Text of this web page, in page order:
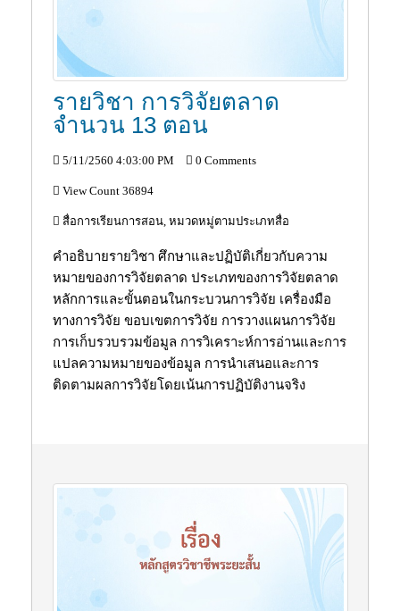
รายวิชา การวิจัยตลาด
จำนวน 13 ตอน
5/11/2560 4:03:00 PM 0 Comments
View Count 36894
สื่อการเรียนการสอน, หมวดหมู่ตามประเภทสื่อ
คำอธิบายรายวิชา ศึกษาและปฏิบัติเกี่ยวกับความ
หมายของการวิจัยตลาด ประเภทของการวิจัยตลาด
หลักการและขั้นตอนในกระบวนการวิจัย เครื่องมือ
ทางการวิจัย ขอบเขตการวิจัย การวางแผนการวิจัย
การเก็บรวบรวมข้อมูล การวิเคราะห์การอ่านและการ
แปลความหมายของข้อมูล การนำเสนอและการ
ติดตามผลการวิจัยโดยเน้นการปฏิบัติงานจริง